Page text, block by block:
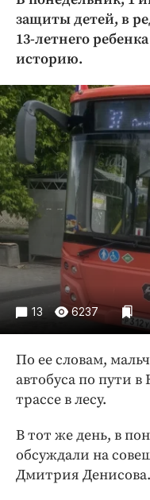
Криминал
Культура
Образование
Общество
Погода
Праздники
Происшествия
Спорт
Экономика и
ПРОЕКТЫ
Блоги
Издания
Медиаперсона
Интересное
Клиника года
Бренд года
Работодатель
защиты детей, в
13-летнего
историю.
13 6237
По ее словам,
автобуса по пути
трассе в лесу.
В тот же день, в
обсуждали на
Дмитрия Денисова.